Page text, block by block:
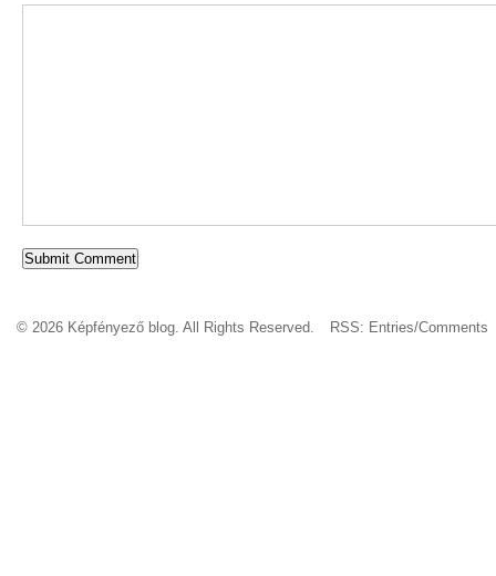
© 2026 Képfényező blog. All Rights Reserved. RSS: Entries/Comments